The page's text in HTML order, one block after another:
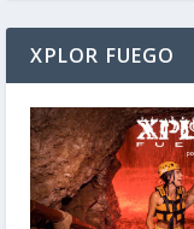
XPLOR FUEGO